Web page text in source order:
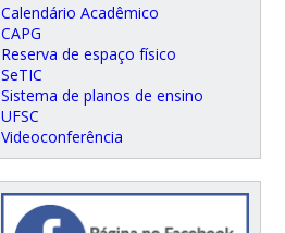
Calendário Acadêmico
CAPG
Reserva de espaço físico
SeTIC
Sistema de planos de ensino
UFSC
Videoconferência